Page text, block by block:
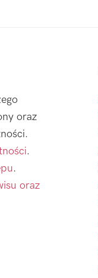
oraz
.
.
oraz